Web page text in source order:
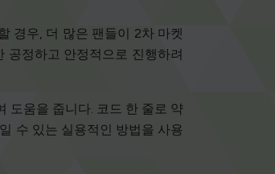
경우, 더 많은 팬들이 2차 마켓
공정하고 안정적으로 진행하려
도움을 줍니다. 코드 한 줄로 약
수 있는 실용적인 방법을 사용